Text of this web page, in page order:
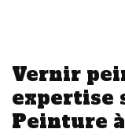
Vernir
expertise
Peinture